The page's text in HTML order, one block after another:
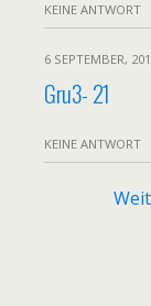
KEINE ANTWORT
6 SEPTEMBER,
Gru3- 21
KEINE ANTWORT